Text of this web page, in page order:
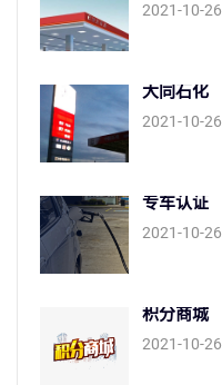
2021-10-26
大同石化
2021-10-26
专车认证
2021-10-26
积分商城
2021-10-26